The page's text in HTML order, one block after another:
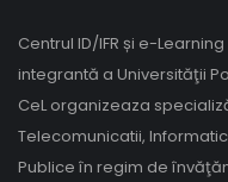
Centrul ID/IFR și e-
integrantă a Universităţii
CeL organizeaza
Telecomunicatii,
Publice în regim de